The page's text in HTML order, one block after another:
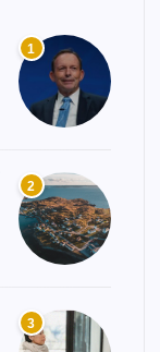
1
2
3